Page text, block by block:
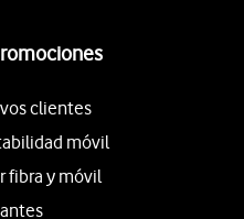
clientes
móvil
fibra y móvil